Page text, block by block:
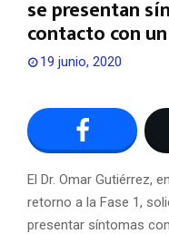
se presentan
contacto con
19 junio, 2020
El Dr. Omar Gutiérrez,
retorno a la Fase 1,
presentar síntomas